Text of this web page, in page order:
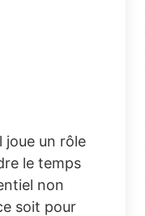
joue un rôle
le temps
non
soit pour